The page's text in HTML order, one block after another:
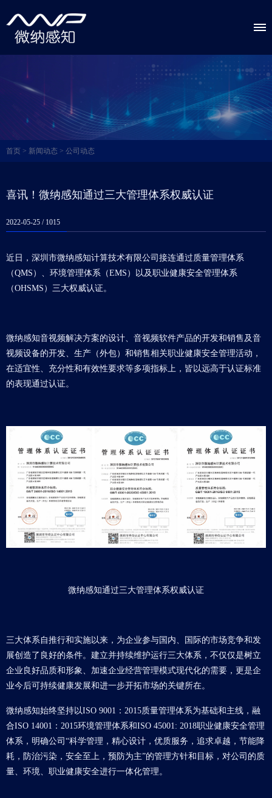
首页 > 新闻动态 > 公司动态
喜讯！微纳感知通过三大管理体系权威认证
2022-05-25 / 1015
近日，深圳市微纳感知计算技术有限公司接连通过质量管理体系
（QMS）、环境管理体系（EMS）以及职业健康安全管理体系
（OHSMS）三大权威认证。
微纳感知音视频解决方案的设计、音视频软件产品的开发和销售及音
视频设备的开发、生产（外包）和销售相关职业健康安全管理活动，
在适宜性、充分性和有效性要求等多项指标上，皆以远高于认证标准
的表现通过认证。
微纳感知通过三大管理体系权威认证
三大体系自推行和实施以来，为企业参与国内、国际的市场竞争和发
展创造了良好的条件。建立并持续维护运行三大体系，不仅仅是树立
企业良好品质和形象、加速企业经营管理模式现代化的需要，更是企
业今后可持续健康发展和进一步开拓市场的关键所在。
微纳感知始终坚持以ISO 9001：2015质量管理体系为基础和主线，融
合ISO 14001：2015环境管理体系和ISO 45001: 2018职业健康安全管理
体系，明确公司“科学管理，精心设计，优质服务，追求卓越，节能降
耗，防治污染，安全至上，预防为主”的管理方针和目标，对公司的质
量、环境、职业健康安全进行一体化管理。